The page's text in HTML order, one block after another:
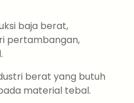
baja berat,
pertambangan,
berat yang butuh
material tebal.